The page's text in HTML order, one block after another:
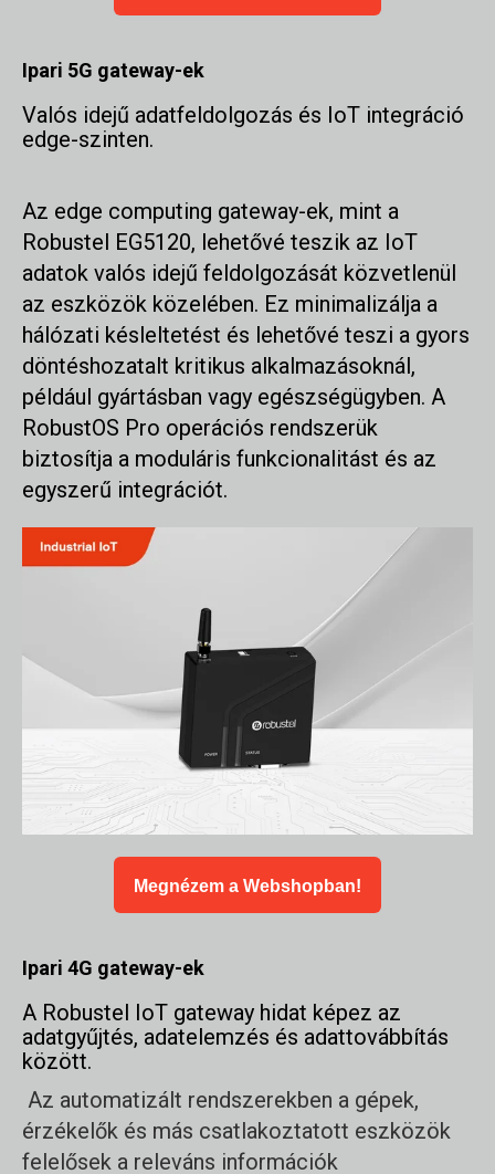
Ipari 5G gateway-ek
Valós idejű adatfeldolgozás és IoT integráció
edge-szinten.
Az edge computing gateway-ek, mint a
Robustel EG5120, lehetővé teszik az IoT
adatok valós idejű feldolgozását közvetlenül
az eszközök közelében. Ez minimalizálja a
hálózati késleltetést és lehetővé teszi a gyors
döntéshozatalt kritikus alkalmazásoknál,
például gyártásban vagy egészségügyben. A
RobustOS Pro operációs rendszerük
biztosítja a moduláris funkcionalitást és az
egyszerű integrációt.
Megnézem a Webshopban!
Ipari 4G gateway-ek
A Robustel IoT gateway hidat képez az
adatgyűjtés, adatelemzés és adattovábbítás
között.
Az automatizált rendszerekben a gépek,
érzékelők és más csatlakoztatott eszközök
felelősek a releváns információk